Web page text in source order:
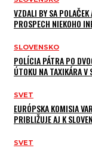
VZDALI BY SA
PROSPECH NIEKOHO
SLOVENSKO
POLÍCIA PÁTRA PO
ÚTOKU NA TAXIKÁRA V
SVET
EURÓPSKA KOMISIA
PRIBLIŽUJE AJ K
SVET